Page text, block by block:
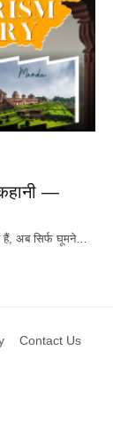
—
हैं, अब सिर्फ घूमने…
Contact Us